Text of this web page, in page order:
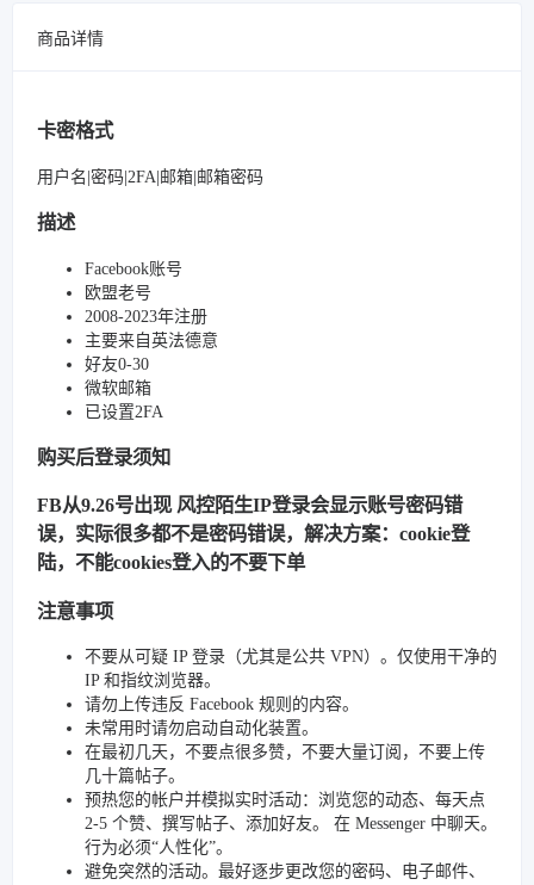
商品详情
卡密格式
用户名|密码|2FA|邮箱|邮箱密码
描述
Facebook账号
欧盟老号
2008-2023年注册
主要来自英法德意
好友0-30
微软邮箱
已设置2FA
购买后登录须知
FB从9.26号出现 风控陌生IP登录会显示账号密码错
误，实际很多都不是密码错误，解决方案：cookie登
陆，不能cookies登入的不要下单
注意事项
不要从可疑 IP 登录（尤其是公共 VPN）。仅使用干净的
IP 和指纹浏览器。
请勿上传违反 Facebook 规则的内容。
未常用时请勿启动自动化装置。
在最初几天，不要点很多赞，不要大量订阅，不要上传
几十篇帖子。
预热您的帐户并模拟实时活动：浏览您的动态、每天点
2-5 个赞、撰写帖子、添加好友。 在 Messenger 中聊天。
行为必须“人性化”。
避免突然的活动。最好逐步更改您的密码、电子邮件、